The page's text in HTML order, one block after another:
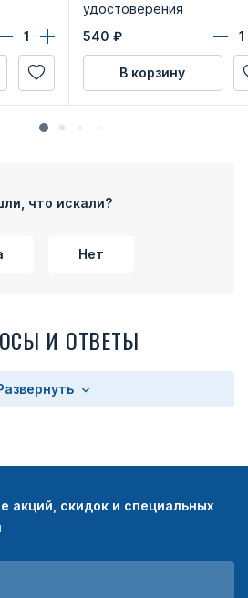
удостоверения
540 ₽
В корзину
что искали?
Нет
И ОТВЕТЫ
акций, скидок и специальных